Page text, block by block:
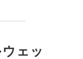
ェッ